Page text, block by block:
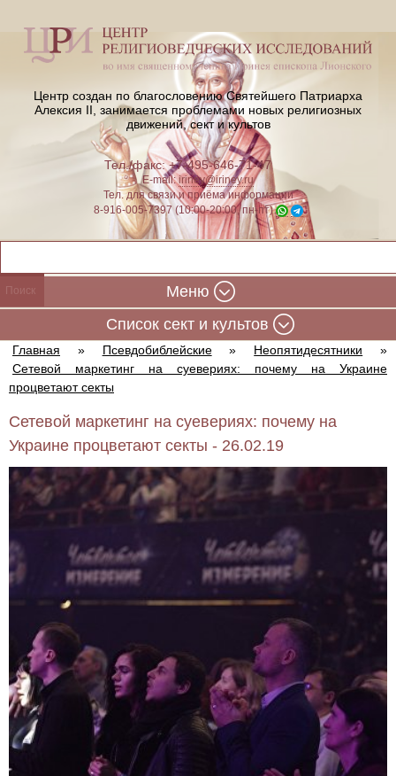
Центр создан по благословению Святейшего Патриарха
Алексия II, занимается проблемами новых религиозных
движений, сект и культов
Тел./факс: +7-495-646-71-47
E-mail:iriney@iriney.ru
Тел. для связи и приёма информации
8-916-005-7397 (10:00-20:00, пн-пт)
Меню
Cписок сект и культов
Главная » Псевдобиблейские » Неопятидесятники
»
Сетевой маркетинг на суевериях: почему на Украине
процветают секты
Сетевой маркетинг на суевериях: почему на
Украине процветают секты - 26.02.19